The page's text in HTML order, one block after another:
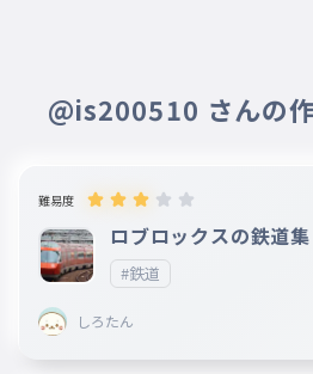
@is200510 さんの
難易度
ロブロックスの鉄道集
#鉄道
しろたん